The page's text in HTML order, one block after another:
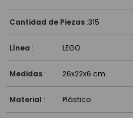
Cantidad de Piezas :315
Línea : LEGO
Medidas : 26x22x6 cm.
Material : Plástico